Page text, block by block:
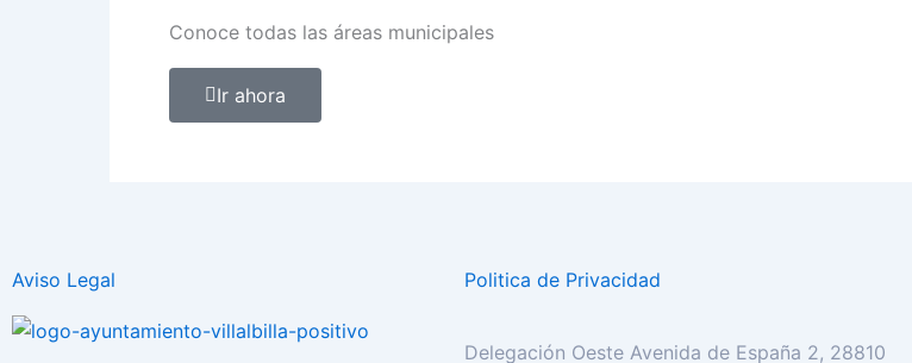
Conoce todas las áreas municipales
Ir ahora
Aviso Legal Politica de Privacidad
Delegación Oeste Avenida de España 2, 28810